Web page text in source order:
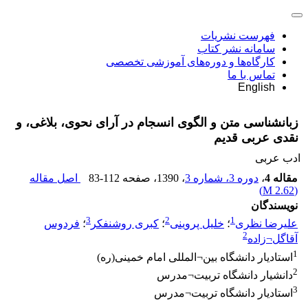
فهرست نشریات
سامانه نشر کتاب
کارگاه‌ها و دوره‌های آموزشی تخصصی
تماس با ما
English
زبانشناسی متن و الگوی انسجام در آرای نحوی، بلاغی، و
نقدی عربی قدیم
ادب عربی
مقاله 4
، دوره 3، شماره 3 ، 1390 ، صفحه 83-112
اصل مقاله
(
2.62 M
)
نویسندگان
علیرضا نظری1؛ خلیل پروینی2؛ کبری روشنفکر 3؛ فردوس
آقاگل¬زاده2
1 استادیار دانشگاه بین¬المللی امام خمینی(ره)
2دانشیار دانشگاه تربیت¬مدرس
3 استادیار دانشگاه تربیت¬مدرس